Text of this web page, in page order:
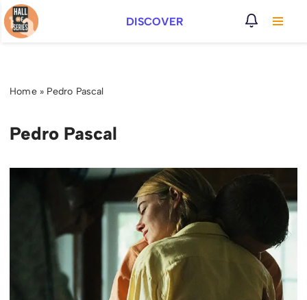
Vai
DISCOVER
Home» Pedro Pascal
Pedro Pascal